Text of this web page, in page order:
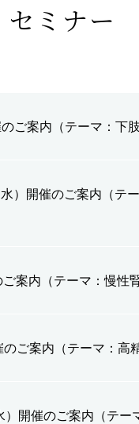
ミナー
案内（テーマ：下肢
）開催のご案内（テ
内（テーマ：慢性腎
ご案内（テーマ：高精
開催のご案内（テー